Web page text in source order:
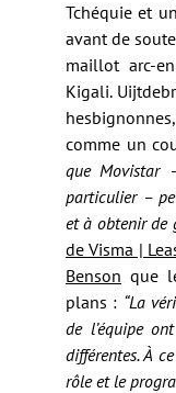
Tchéquie et
avant de
maillot arc-
Kigali.
comme un
que Movistar
particulier –
et à obtenir de
de Visma |
Benson que
plans : “La
de l’équipe
différentes. À
rôle et le